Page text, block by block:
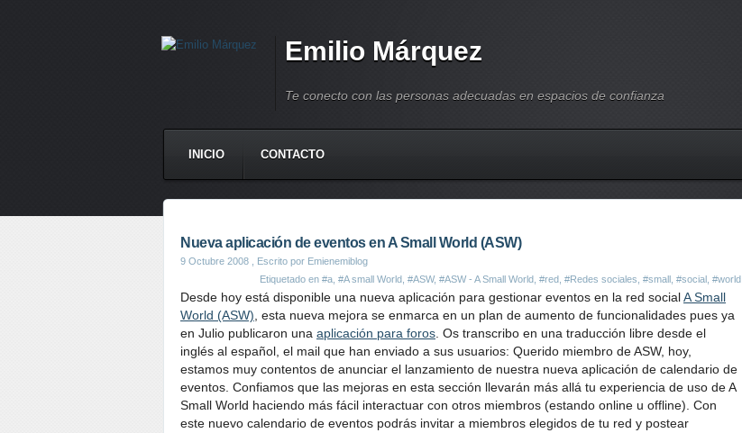
Emilio Márquez
Te conecto con las personas adecuadas en espacios de confianza
INICIO CONTACTO
Nueva aplicación de eventos en A Small World (ASW)
9 Octubre 2008 , Escrito por Emienemiblog
Etiquetado en #a #A small World #ASW, #ASW - A Small World #red #Redes sociales #small #social #world
Desde hoy está disponible una nueva aplicación para gestionar eventos en la red socialA Small
World (ASW) , esta nueva mejora se enmarca en un plan de aumento de funcionalidades pues ya
en Julio publicaron una aplicación para foros . Os transcribo en una traducción libre desde el
inglés al español, el mail que han enviado a sus usuarios: Querido miembro de ASW, hoy,
estamos muy contentos de anunciar el lanzamiento de nuestra nueva aplicación de calendario de
eventos. Confiamos que las mejoras en esta sección llevarán más allá tu experiencia de uso de A
Small World haciendo más fácil interactuar con otros miembros (estando online u offline). Con
este nuevo calendario de eventos podrás invitar a miembros elegidos de tu red y postear